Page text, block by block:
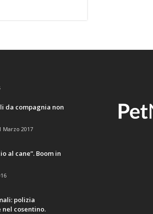
da compagnia non
Marzo 2017
al cane”. Boom in
polizia
cosentino.